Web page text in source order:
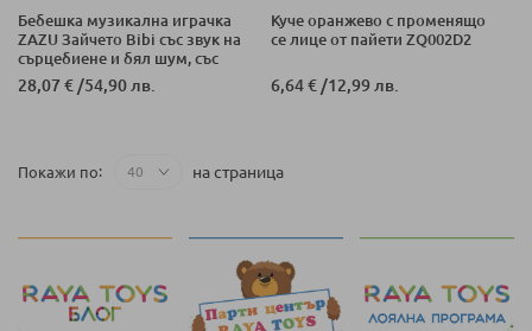
Бебешка музикална играчка
ZAZU Зайчето Bibi със звук на
сърцебиене и бял шум, със
сензор за плач
28,07 € /54,90 лв.
Куче оранжево с променящо
се лице от пайети ZQ002D2
6,64 € /12,99 лв.
Покажи по на страница